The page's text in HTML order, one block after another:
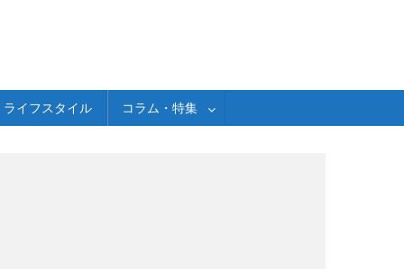
ライフスタイル コラム・特集